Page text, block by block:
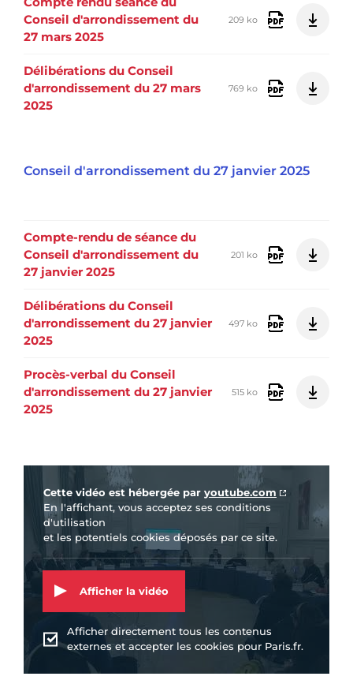
Conseil d'arrondissement du
27 mars 2025
209 ko
Délibérations du Conseil
d'arrondissement du 27 mars
2025
769 ko
Conseil d'arrondissement du 27 janvier 2025
Compte-rendu de séance du
Conseil d'arrondissement du
27 janvier 2025
201 ko
Délibérations du Conseil
d'arrondissement du 27 janvier
2025
497 ko
Procès-verbal du Conseil
d'arrondissement du 27 janvier
2025
515 ko
Vidéo Youtube
Cette vidéo est hébergée par youtube.com
En l'affichant, vous acceptez ses conditions
d'utilisation
et les potentiels cookies déposés par ce site.
Afficher la vidéo
Afficher directement tous les contenus
externes et accepter les cookies pour Paris.fr.